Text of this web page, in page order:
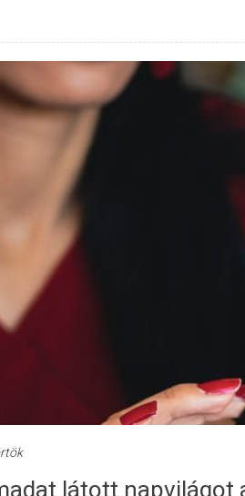
látott napvilágot